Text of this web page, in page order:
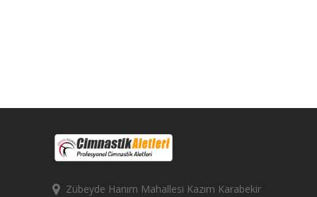
Zübeyde Hanım Mahallesi Kazım Karabekir